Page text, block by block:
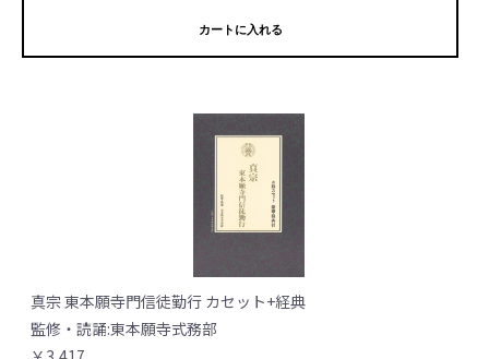
カートに入れる
真宗 東本願寺門信徒勤行 カセット+経典
監修・読誦:東本願寺式務部